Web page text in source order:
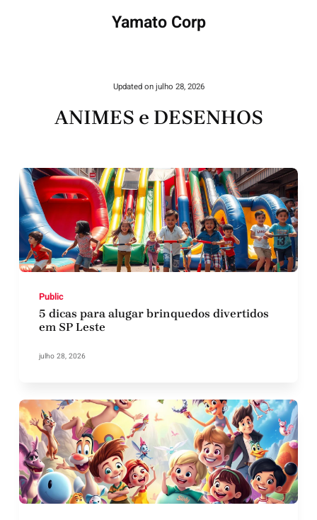
Yamato Corp
Updated onjulho 28, 2026
ANIMES e DESENHOS
Public
5 dicas para alugar brinquedos divertidos
em SP Leste
julho 28, 2026